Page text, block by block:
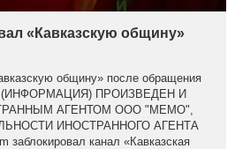
«Кавказскую общину»
общину» после обращения
ПРОИЗВЕДЕН И
АГЕНТОМ ООО "МЕМО",
ИНОСТРАННОГО АГЕНТА
канал «Кавказская